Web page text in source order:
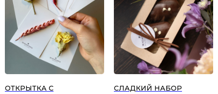
ОТКРЫТКА С
СЛАДКИЙ НАБОР